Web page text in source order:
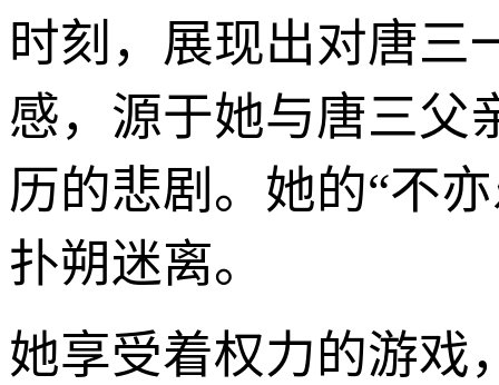
时刻，展现出对唐三
感，源于她与唐三父
历的悲剧。她的“不
扑朔迷离。
她享受着权力的游戏